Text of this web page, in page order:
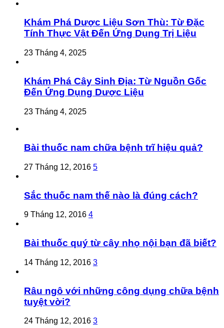
Khám Phá Dược Liệu Sơn Thù: Từ Đặc
Tính Thực Vật Đến Ứng Dụng Trị Liệu
23 Tháng 4, 2025
Khám Phá Cây Sinh Địa: Từ Nguồn Gốc
Đến Ứng Dụng Dược Liệu
23 Tháng 4, 2025
Bài thuốc nam chữa bệnh trĩ hiệu quả?
27 Tháng 12, 2016 5
Sắc thuốc nam thế nào là đúng cách?
9 Tháng 12, 2016 4
Bài thuốc quý từ cây nhọ nội bạn đã biết?
14 Tháng 12, 2016 3
Râu ngô với những công dụng chữa bệnh
tuyệt vời?
24 Tháng 12, 2016 3